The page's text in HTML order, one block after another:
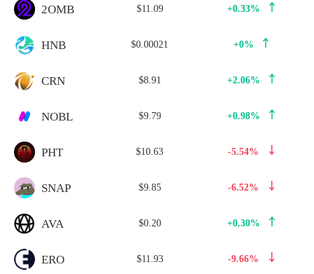
2OMB $11.09 +0.33%
HNB $0.00021 +0%
CRN $8.91 +2.06%
NOBL $9.79 +0.98%
PHT $10.63 -5.54%
SNAP $9.85 -6.52%
AVA $0.20 +0.30%
ERO $11.93 -9.66%